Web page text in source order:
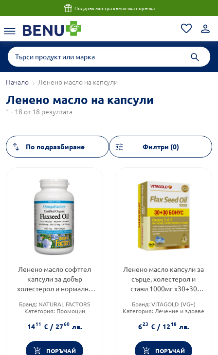
Подарък мостра към всяка поръчка
Начало Ленено масло на капсули
Ленено масло на капсули
1 - 18 от 18 резултата
Филтри (0)
Ленено масло софтгел
капсули за добър
холестерол и нормално
x90
Бранд: NATURAL FACTORS
Категория: Промоции
1411 € / 2760 лв.
ПОРЪЧАЙ
Ленено масло капсули за
сърце, холестерол и
стави 1000мг х30+30
Бранд: VITAGOLD (VG+)
Категория: Лечение и здраве
623 € / 1218 лв.
ПОРЪЧАЙ